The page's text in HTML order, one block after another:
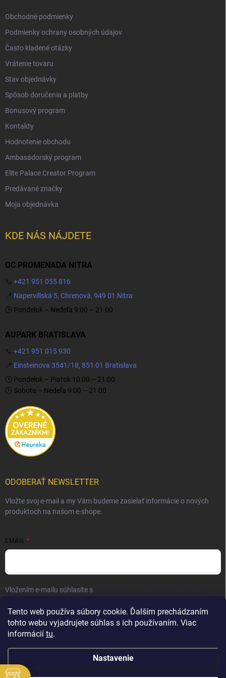
Tento web používa súbory cookie. Ďalším prechádzaním
tohto webu vyjadrujete súhlas s ich používaním. Viac
informácií tu.
Nastavenie
Obchodné podmienky
Podmienky ochrany osobných údajov
Často kladené otázky
Vrátenie tovaru
Stav objednávky
Spôsob doručenia a platby
Bonusový program
Kontakty
Hodnotenie obchodu
Ambasádorský program
Elite Palace Creator Program
Predávané značky
Moja objednávka
KDE NÁS NÁJDETE
OC PROMENADA NITRA
📞 +421 951 055 816
📍 Napervillská 5, Chrenová, 949 01 Nitra
🕒 Pondelok – Nedeľa 9:00 – 21:00
AUPARK BRATISLAVA
📞 +421 951 015 930
📍 Einsteinova 3541/18, 851 01 Bratislava
🕒 Pondelok – Piatok 10:00 – 21:00
🕒 Sobota – Nedeľa 9:00 – 21:00
ODOBERAŤ NEWSLETTER
Vložte svoj e-mail a my Vám budeme zasielať informácie o nových
produktoch na našom e-shope.
EMAIL
Vložením e-mailu súhlasíte s
Prihlásiť sa